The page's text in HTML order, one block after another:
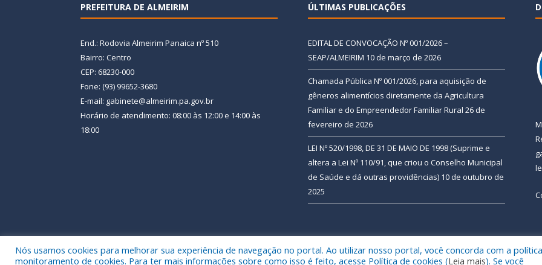
PREFEITURA DE ALMEIRIM
End.: Rodovia Almeirim Panaica nº 510
Bairro: Centro
CEP: 68230-000
Fone: (93) 99652-3680
E-mail: gabinete@almeirim.pa.gov.br
Horário de atendimento: 08:00 às 12:00 e 14:00 às
18:00
ÚLTIMAS PUBLICAÇÕES
EDITAL DE CONVOCAÇÃO Nº 001/2026 –
SEAP/ALMEIRIM 10 de março de 2026
Chamada Pública Nº 001/2026, para aquisição de
gêneros alimentícios diretamente da Agricultura
Familiar e do Empreendedor Familiar Rural 26 de
fevereiro de 2026
LEI Nº 520/1998, DE 31 DE MAIO DE 1998 (Suprime e
altera a Lei Nº 110/91, que criou o Conselho Municipal
de Saúde e dá outras providências) 10 de outubro de
2025
Todos os direitos reservados a Prefeitura Municipal de Almeirim. Mapa do Site
Nós usamos cookies para melhorar sua experiência de navegação no portal. Ao utilizar nosso portal, você concorda com a
monitoramento de cookies. Para ter mais informações sobre como isso é feito, acesse Política de cookies (Leia mais). Se você